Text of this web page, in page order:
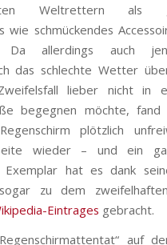
Weltrettern als
wie schmückendes
Da allerdings auch
das schlechte Wetter
lieber nicht in
begegnen möchte, fand
plötzlich
wieder – und ein
Exemplar hat es dank
zu dem
Eintrages gebracht.
auf